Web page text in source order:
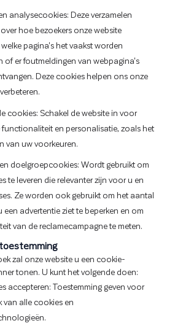
analysecookies: Deze verzamelen
hoe bezoekers onze website
pagina's het vaakst worden
of er foutmeldingen van webpagina's
Deze cookies helpen ons onze
cookies: Schakel de website in voor
functionaliteit en personalisatie, zoals het
van uw voorkeuren.
doelgroepcookies: Wordt gebruikt om
te leveren die relevanter zijn voor u en
Ze worden ook gebruikt om het aantal
een advertentie ziet te beperken en om
van de reclamecampagne te meten.
zal onze website u een cookie-
tonen. U kunt het volgende doen:
accepteren: Toestemming geven voor
van alle cookies en